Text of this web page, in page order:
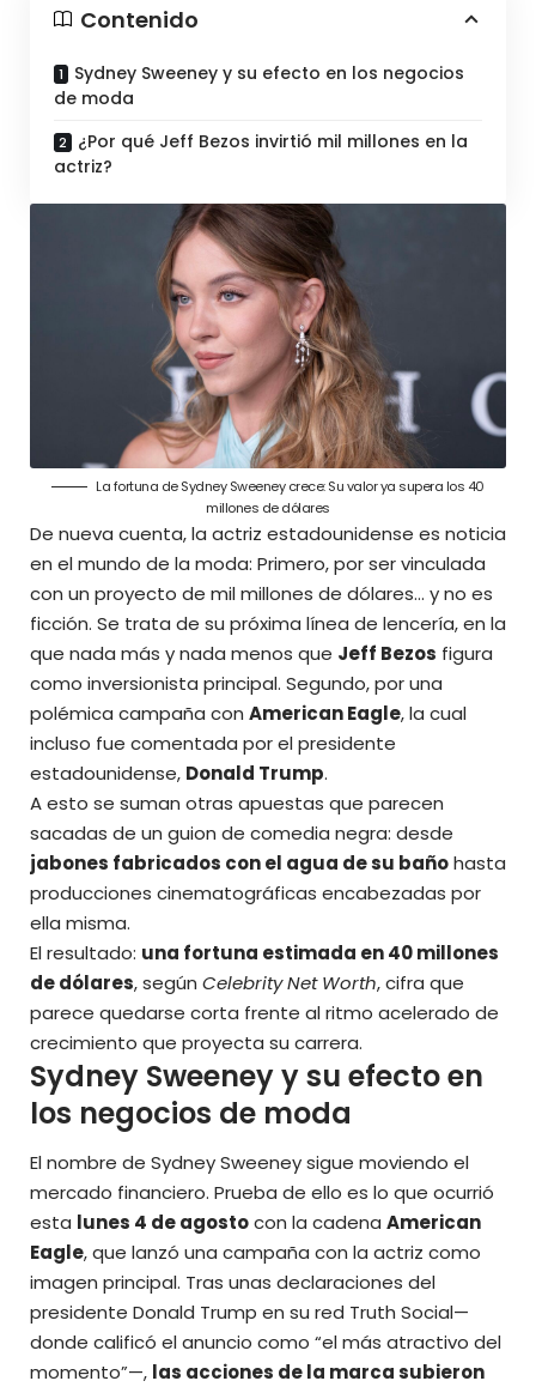
Contenido
Sydney Sweeney y su efecto en los negocios
de moda
¿Por qué Jeff Bezos invirtió mil millones en la
actriz?
La fortuna de Sydney Sweeney crece: Su valor ya supera los 40
millones de dólares
De nueva cuenta, la actriz estadounidense es noticia
en el mundo de la moda: Primero, por ser vinculada
con un proyecto de mil millones de dólares… y no es
ficción. Se trata de su próxima línea de lencería, en la
que nada más y nada menos que Jeff Bezos figura
como inversionista principal. Segundo, por una
polémica campaña con American Eagle, la cual
incluso fue comentada por el presidente
estadounidense, Donald Trump.
A esto se suman otras apuestas que parecen
sacadas de un guion de comedia negra: desde
jabones fabricados con el agua de su bañohasta
producciones cinematográficas encabezadas por
ella misma.
El resultado: una fortuna estimada en 40 millones
de dólares, según Celebrity Net Worth, cifra que
parece quedarse corta frente al ritmo acelerado de
crecimiento que proyecta su carrera.
Sydney Sweeney y su efecto en
los negocios de moda
El nombre de Sydney Sweeney sigue moviendo el
mercado financiero. Prueba de ello es lo que ocurrió
esta lunes 4 de agostocon la cadena American
Eagle, que lanzó una campaña con la actriz como
imagen principal. Tras unas declaraciones del
presidente Donald Trump en su red Truth Social—
donde calificó el anuncio como “el más atractivo del
momento”—, las acciones de la marca subieron